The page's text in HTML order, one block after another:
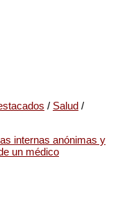
/ Salud /
internas anónimas y
un médico